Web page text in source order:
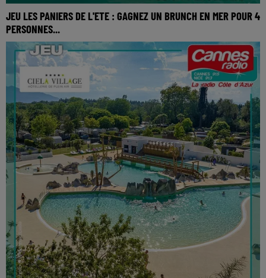
JEU LES PANIERS DE L'ETE : GAGNEZ UN BRUNCH EN MER POUR 4
PERSONNES...